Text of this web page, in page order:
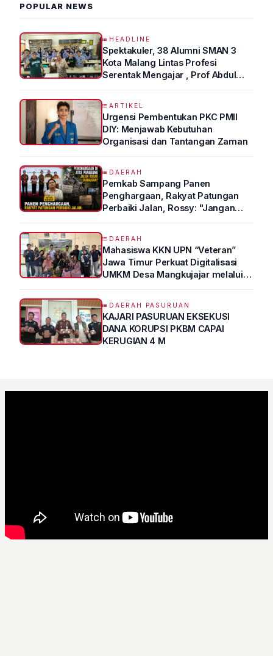
POPULAR NEWS
HEADLINE
Spektakuler, 38 Alumni SMAN 3
Kota Malang Lintas Profesi
Serentak Mengajar , Prof Abdul
ARTIKEL
Urgensi Pembentukan PKC PMII
DIY: Menjawab Kebutuhan
Organisasi dan Tantangan Zaman
DAERAH
Pemkab Sampang Panen
Penghargaan, Rakyat Patungan
Perbaiki Jalan, Rossy: "Jangan
DAERAH
Mahasiswa KKN UPN “Veteran”
Jawa Timur Perkuat Digitalisasi
UMKM Desa Mangkujajar melalui
DAERAH PASURUAN
KAJARI PASURUAN EKSEKUSI
DANA KORUPSI PKBM CAPAI
KERUGIAN 4 M